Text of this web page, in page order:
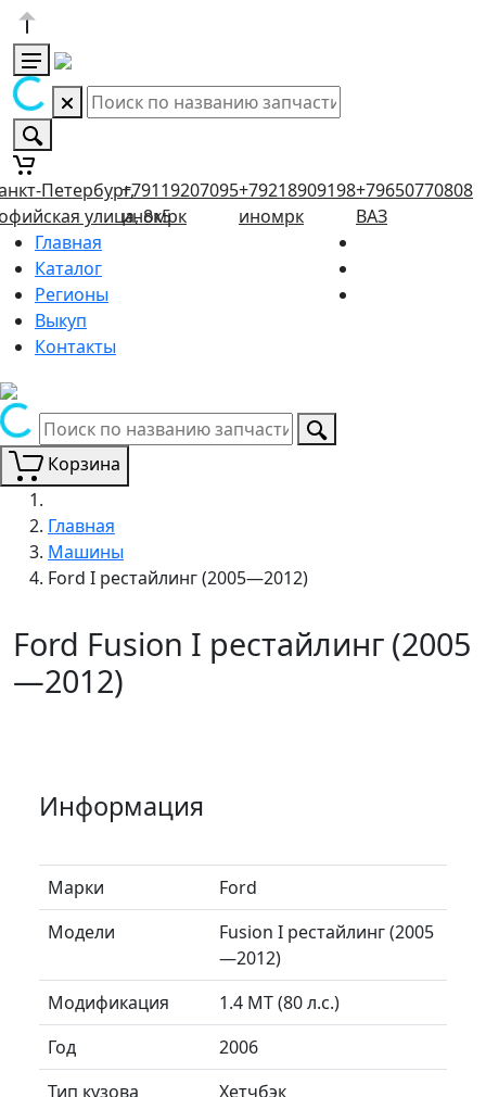
Петербург,
улица, 8к5
+79119207095
иномрк
+79218909198
иномрк
+79650770808
ВАЗ
Главная
Каталог
Регионы
Выкуп
Контакты
Корзина
Главная
Машины
Ford I рестайлинг (2005—2012)
Ford Fusion I рестайлинг (2005
—2012)
Информация
Марки
Ford
Модели
Fusion I рестайлинг (2005
—2012)
Модификация
1.4 MT (80 л.с.)
Год
2006
Тип кузова
Хетчбэк